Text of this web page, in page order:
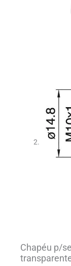
Chapéu p/